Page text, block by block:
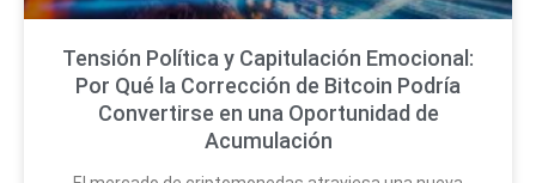
Tensión Política y Capitulación Emocional:
Por Qué la Corrección de Bitcoin Podría
Convertirse en una Oportunidad de
Acumulación